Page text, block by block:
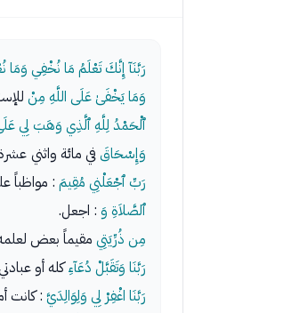
رَبَّنَآ إِنَّكَ تَعْلَمُ مَا نُخْفِي وَمَا
وَمَا يَخْفَىٰ عَلَى اللَّهِ مِنْ
ٱلْحَمْدُ لِلَّهِ ٱلَّذِي وَهَبَ لِي
وَإِسْحَاقَفي مائة واثني
رَبِّ ٱجْعَلْنِي مُقِيمَ : مواظباً
ٱلصَّلاَةِ وَ : اجعل.
مِن ذُرِّيَتِي مقيماً بعض لعلمه
رَبَّنَا وَتَقَبَّلْ دُعَآءِكله أو
رَبَّنَا اغْفِرْ لِي وَلِوَالِدَيَّ : كانت